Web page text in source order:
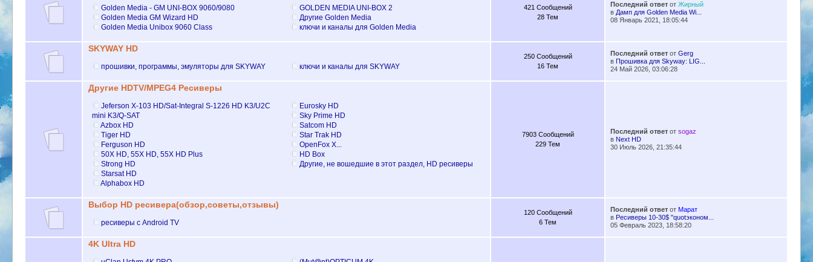
Golden Media - GM UNI-BOX 9060/9080
Golden Media GM Wizard HD
Golden Media Unibox 9060 Class
GOLDEN MEDIA UNI-BOX 2
Другие Golden Media
ключи и каналы для Golden Media
421 Сообщений
28 Тем
Последний ответот Жирный
в Дамп для Golden Media Wi...
08 Январь 2021, 18:05:44
SKYWAY HD
прошивки, программы, эмуляторы для SKYWAY ключи и каналы для SKYWAY
250 Сообщений
16 Тем
Последний ответот Gerg
в Прошивка для Skyway: LIG...
24 Май 2026, 03:06:28
Другие HDTV/MPEG4 Ресиверы
Jeferson X-103 HD/Sat-Integral S-1226 HD K3/U2C
mini K3/Q-SAT
Azbox HD
Tiger HD
Ferguson HD
50X HD, 55X HD, 55X HD Plus
Strong HD
Starsat HD
Alphabox HD
Eurosky HD
Sky Prime HD
Satcom HD
Star Trak HD
OpenFox X...
НD Box
Другие, не вошедшие в этот раздел, HD ресиверы
7903 Сообщений
229 Тем
Последний ответот sogaz
в Next HD
30 Июль 2026, 21:35:44
Выбор HD ресивера(обзор,советы,отзывы)
ресиверы с Android TV
120 Сообщений
6 Тем
Последний ответот Марат
в Ресиверы 10-30$ "quotэконом...
05 Февраль 2023, 18:58:20
4K Ultra HD